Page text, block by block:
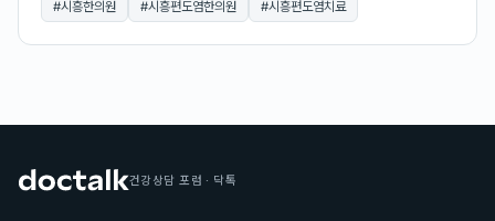
#시흥한의원 #시흥편도염한의원 #시흥편도염치료
건강상담 포럼 · 닥톡